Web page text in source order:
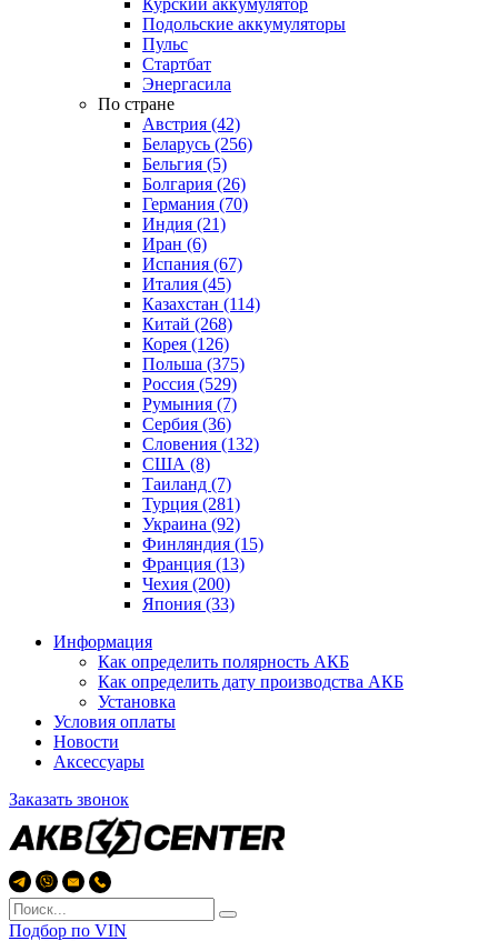
Курский аккумулятор
Подольские аккумуляторы
Пульс
Стартбат
Энергасила
По стране
Австрия (42)
Беларусь (256)
Бельгия (5)
Болгария (26)
Германия (70)
Индия (21)
Иран (6)
Испания (67)
Италия (45)
Казахстан (114)
Китай (268)
Корея (126)
Польша (375)
Россия (529)
Румыния (7)
Сербия (36)
Словения (132)
США (8)
Таиланд (7)
Турция (281)
Украина (92)
Финляндия (15)
Франция (13)
Чехия (200)
Япония (33)
Информация
Как определить полярность АКБ
Как определить дату производства АКБ
Установка
Условия оплаты
Новости
Аксессуары
Заказать звонок
Подбор по VIN